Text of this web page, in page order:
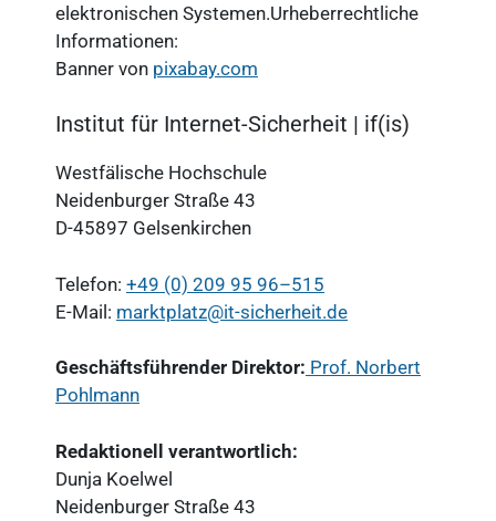
elektronischen Systemen.Urheberrechtliche
Informationen:
Banner von pixabay.com
Institut für Internet-Sicherheit | if(is)
Westfälische Hochschule
Neidenburger Straße 43
D-45897 Gelsenkirchen
Telefon: +49 (0) 209 95 96–515
E-Mail: marktplatz@it-sicherheit.de
Geschäftsführender Direktor: Prof. Norbert
Pohlmann
Redaktionell verantwortlich:
Dunja Koelwel
Neidenburger Straße 43